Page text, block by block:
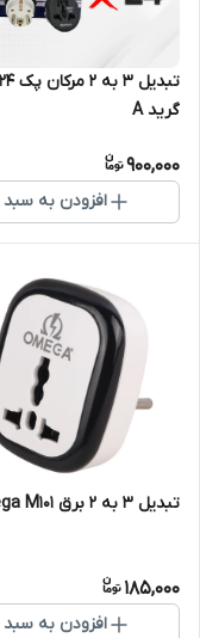
گرید A
900,000
افزودن به سبد
تبدیل 3 به 2 برق Omega M101
185,000
افزودن به سبد